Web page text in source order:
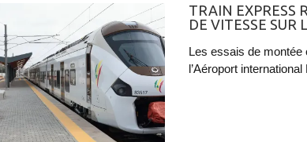
TRAIN EXPRESS
DE VITESSE
Les essais de montée
l’Aéroport